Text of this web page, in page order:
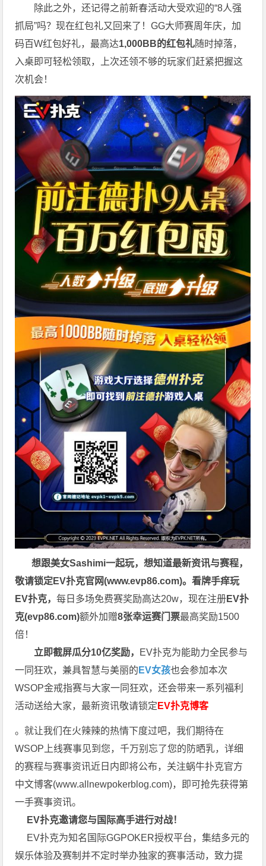
除此之外，还记得之前新春活动大受欢迎的“8人强
抓局”吗？现在红包礼又回来了！GG大师赛周年庆，加
码百W红包好礼，最高达1,000BB的红包礼随时掉落，
入桌即可轻松领取，上次还领不够的玩家们赶紧把握这
次机会！
想跟美女Sashimi一起玩，想知道最新资讯与赛程，
敬请锁定EV扑克官网(www.evp86.com)。看牌手痒玩
EV扑克，每日多场免费赛奖励高达20w，现在注册EV扑
克(evp86.com)额外加赠8张幸运赛门票最高奖励1500
倍！
立即截屏瓜分10亿奖励， EV扑克为能助力全民参与
一同狂欢，兼具智慧与美丽的 EV女孩也会参加本次
WSOP金戒指赛与大家一同狂欢，还会带来一系列福利
活动送给大家，最新资讯敬请锁定 EV扑克博客
。就让我们在火辣辣的热情下度过吧，我们期待在
WSOP上线赛事见到您，千万别忘了您的防晒乳，详细
的赛程与赛事资讯近日内即将公布，关注蜗牛扑克官方
中文博客(www.allnewpokerblog.com)，即可抢先获得第
一手赛事资讯。
EV扑克邀请您与国际高手进行对战！
EV扑克为知名国际GGPOKER授权平台，集结多元的
娱乐体验及赛制并不定时举办独家的赛事活动，致力提